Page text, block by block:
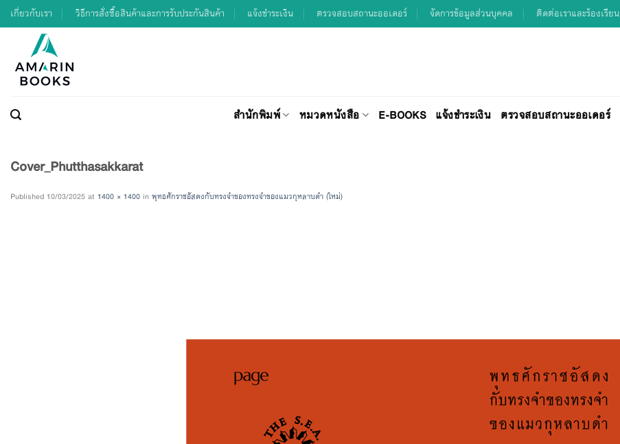
Skip
to
เกี่ยวกับเรา วิธีการสั่งซื้อสินค้าและการรับประกันสินค้า แจ้งชำระเงิน ตรวจสอบสถานะออเดอร์ จัดการข้อมูลส่วนบุคคล ติดต่อเราและร้องเรียน
สำนักพิมพ์ หมวดหนังสือ E-BOOKS แจ้งชำระเงิน ตรวจสอบสถานะออเดอร์
Cover_Phutthasakkarat
Published 10/03/2025 at 1400 × 1400 in พุทธศักราชอัสดงกับทรงจำของทรงจำของแมวกุหลาบดำ (ใหม่)